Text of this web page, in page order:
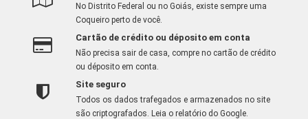
No Distrito Federal ou no Goiás, existe sempre uma
Coqueiro perto de você.
Cartão de crédito ou déposito em conta
Não precisa sair de casa, compre no cartão de crédito
ou déposito em conta.
Site seguro
Todos os dados trafegados e armazenados no site
são criptografados. Leia o relatório do Google.